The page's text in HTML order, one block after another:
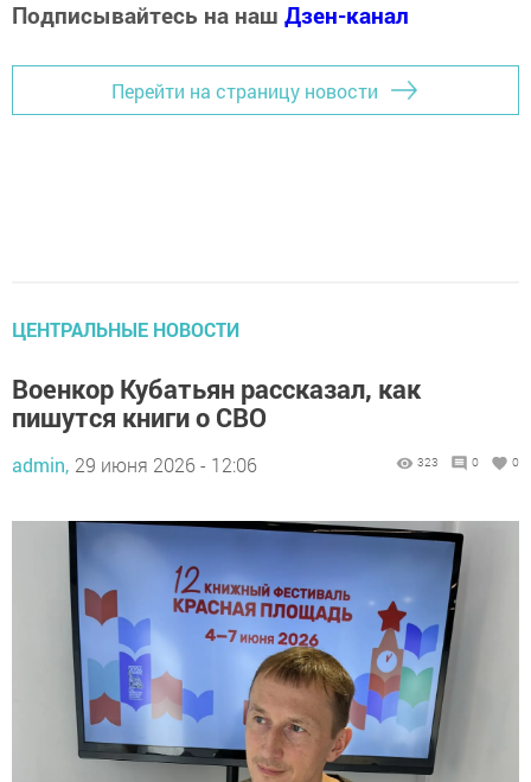
Подписывайтесь на наш Дзен-канал
Перейти на страницу новости
ЦЕНТРАЛЬНЫЕ НОВОСТИ
Военкор Кубатьян рассказал, как
пишутся книги о СВО
admin, 29 июня 2026 - 12:06 323 0 0